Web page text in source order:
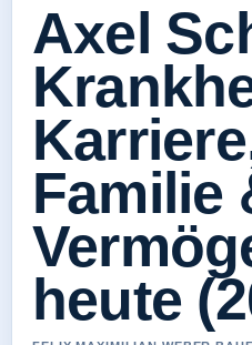
Axel
Familie
heute